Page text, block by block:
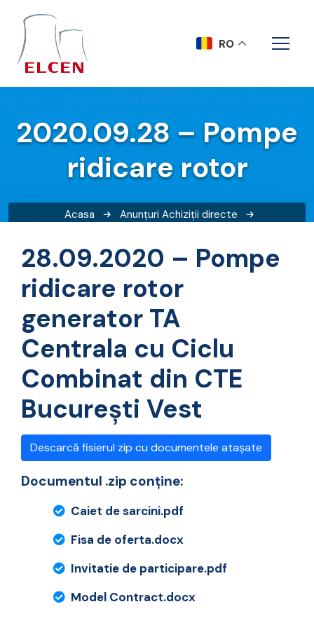
2020.09.28 – Pompe
ridicare rotor
Acasa Anunțuri Achiziții directe
28.09.2020 – Pompe
ridicare rotor
generator TA
Centrala cu Ciclu
Combinat din CTE
București Vest
Descarcă fisierul zip cu documentele atașate
Documentul .zip conține:
Caiet de sarcini.pdf
Fisa de oferta.docx
Invitatie de participare.pdf
Model Contract.docx
RO